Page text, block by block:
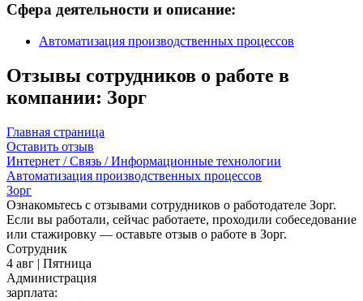
Сфера деятельности и описание:
Автоматизация производственных процессов
Отзывы сотрудников о работе в
компании: Зорг
Главная страница
Оставить отзыв
Интернет / Связь / Информационные технологии
Автоматизация производственных процессов
Зорг
Ознакомьтесь с отзывами сотрудников о работодателе Зорг.
Если вы работали, сейчас работаете, проходили собеседование
или стажировку — оставьте отзыв о работе в Зорг.
Сотрудник
4 авг | Пятница
Администрация
зарплата: